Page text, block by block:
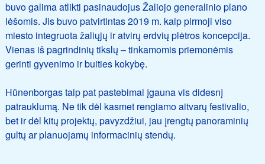
buvo galima atlikti pasinaudojus Žaliojo generalinio plano
lėšomis. Jis buvo patvirtintas 2019 m. kaip pirmoji viso
miesto integruota žaliųjų ir atvirų erdvių plėtros koncepcija.
Vienas iš pagrindinių tikslų – tinkamomis priemonėmis
gerinti gyvenimo ir buities kokybę.
Hünenborgas taip pat pastebimai įgauna vis didesnį
patrauklumą. Ne tik dėl kasmet rengiamo aitvarų festivalio,
bet ir dėl kitų projektų, pavyzdžiui, jau įrengtų panoraminių
gultų ar planuojamų informacinių stendų.